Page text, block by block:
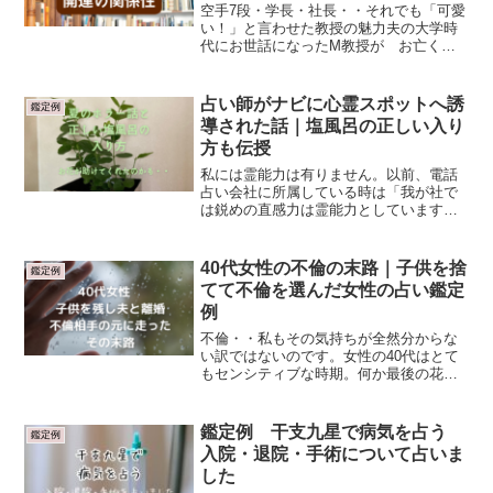
空手7段・学長・社長・・それでも「可愛
い！」と言わせた教授の魅力夫の大学時
代にお世話になったM教授が お亡くな
たが、私は学部がまるで違っていたた
め、大学時代にもM教授の...
鑑定例
占い師がナビに心霊スポットへ誘
導された話｜塩風呂の正しい入り
方も伝授
私には霊能力は有りません。以前、電話
占い会社に所属している時は「我が社で
は鋭めの直感力は霊能力としています」
会社が用意してくれた私のプロフィール
には「研ぎ澄まされた...
鑑定例
40代女性の不倫の末路｜子供を捨
てて不倫を選んだ女性の占い鑑定
例
不倫・・私もその気持ちが全然分からな
い訳ではないのです。女性の40代はとて
もセンシティブな時期。何か最後の花火
近くにいる人だけではなく、アイドルだ
ったり、スポーツ選手だ...
鑑定例
鑑定例 干支九星で病気を占う
入院・退院・手術について占いま
した